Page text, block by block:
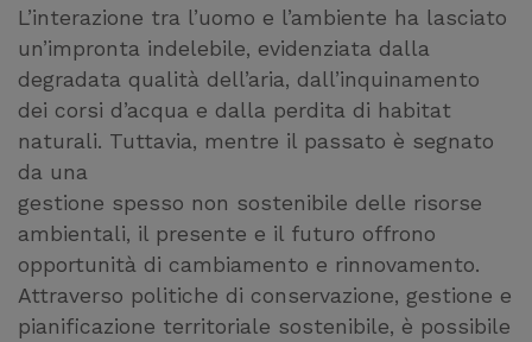
L’interazione tra l’uomo e l’ambiente ha lasciato
un’impronta indelebile, evidenziata dalla
degradata qualità dell’aria, dall’inquinamento
dei corsi d’acqua e dalla perdita di habitat
naturali. Tuttavia, mentre il passato è segnato
da una
gestione spesso non sostenibile delle risorse
ambientali, il presente e il futuro offrono
opportunità di cambiamento e rinnovamento.
Attraverso politiche di conservazione, gestione e
pianificazione territoriale sostenibile, è possibile